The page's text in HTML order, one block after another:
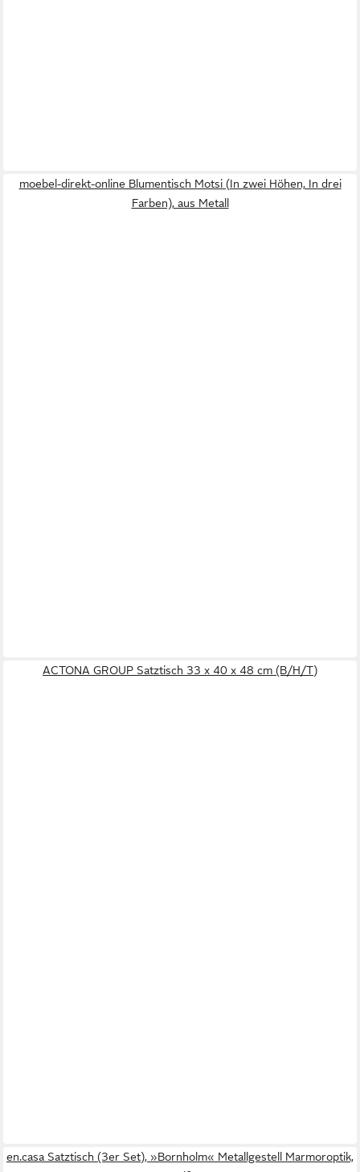
moebel-direkt-online Blumentisch Motsi (In zwei Höhen, In drei
Farben), aus Metall
ACTONA GROUP Satztisch 33 x 40 x 48 cm (B/H/T)
en.casa Satztisch (3er Set), »Bornholm« Metallgestell Marmoroptik,